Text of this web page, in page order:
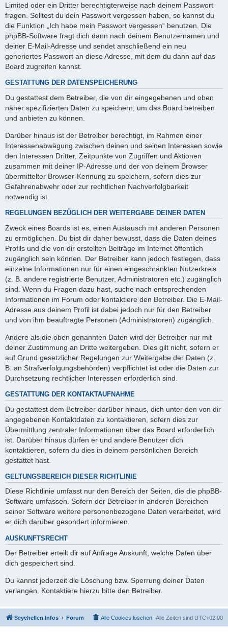
Limited oder ein Dritter berechtigterweise nach deinem Passwort
fragen. Solltest du dein Passwort vergessen haben, so kannst du
die Funktion „Ich habe mein Passwort vergessen“ benutzen. Die
phpBB-Software fragt dich dann nach deinem Benutzernamen und
deiner E-Mail-Adresse und sendet anschließend ein neu
generiertes Passwort an diese Adresse, mit dem du dann auf das
Board zugreifen kannst.
GESTATTUNG DER DATENSPEICHERUNG
Du gestattest dem Betreiber, die von dir eingegebenen und oben
näher spezifizierten Daten zu speichern, um das Board betreiben
und anbieten zu können.
Darüber hinaus ist der Betreiber berechtigt, im Rahmen einer
Interessenabwägung zwischen deinen und seinen Interessen sowie
den Interessen Dritter, Zeitpunkte von Zugriffen und Aktionen
zusammen mit deiner IP-Adresse und der von deinem Browser
übermittelter Browser-Kennung zu speichern, sofern dies zur
Gefahrenabwehr oder zur rechtlichen Nachverfolgbarkeit
notwendig ist.
REGELUNGEN BEZÜGLICH DER WEITERGABE DEINER DATEN
Zweck eines Boards ist es, einen Austausch mit anderen Personen
zu ermöglichen. Du bist dir daher bewusst, dass die Daten deines
Profils und die von dir erstellten Beiträge im Internet öffentlich
zugänglich sein können. Der Betreiber kann jedoch festlegen, dass
einzelne Informationen nur für einen eingeschränkten Nutzerkreis
(z. B. andere registrierte Benutzer, Administratoren etc.) zugänglich
sind. Wenn du Fragen dazu hast, suche nach entsprechenden
Informationen im Forum oder kontaktiere den Betreiber. Die E-Mail-
Adresse aus deinem Profil ist dabei jedoch nur für den Betreiber
und von ihm beauftragte Personen (Administratoren) zugänglich.
Andere als die oben genannten Daten wird der Betreiber nur mit
deiner Zustimmung an Dritte weitergeben. Dies gilt nicht, sofern er
auf Grund gesetzlicher Regelungen zur Weitergabe der Daten (z.
B. an Strafverfolgungsbehörden) verpflichtet ist oder die Daten zur
Durchsetzung rechtlicher Interessen erforderlich sind.
GESTATTUNG DER KONTAKTAUFNAHME
Du gestattest dem Betreiber darüber hinaus, dich unter den von dir
angegebenen Kontaktdaten zu kontaktieren, sofern dies zur
Übermittlung zentraler Informationen über das Board erforderlich
ist. Darüber hinaus dürfen er und andere Benutzer dich
kontaktieren, sofern du dies in deinem persönlichen Bereich
gestattet hast.
GELTUNGSBEREICH DIESER RICHTLINIE
Diese Richtlinie umfasst nur den Bereich der Seiten, die die phpBB-
Software umfassen. Sofern der Betreiber in anderen Bereichen
seiner Software weitere personenbezogene Daten verarbeitet, wird
er dich darüber gesondert informieren.
AUSKUNFTSRECHT
Der Betreiber erteilt dir auf Anfrage Auskunft, welche Daten über
dich gespeichert sind.
Du kannst jederzeit die Löschung bzw. Sperrung deiner Daten
verlangen. Kontaktiere hierzu bitte den Betreiber.
Seychellen Infos Forum Alle Zeiten sind UTC+02:00
Alle Cookies löschen